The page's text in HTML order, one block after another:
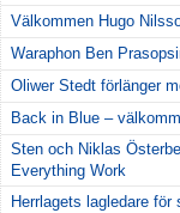
Välkommen Hugo
Waraphon Ben
Oliwer Stedt förlänger
Back in Blue –
Sten och Niklas
Everything Work
Herrlagets lagledare för